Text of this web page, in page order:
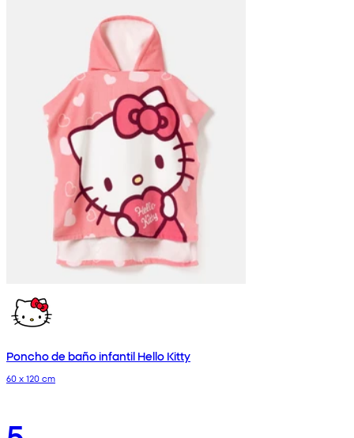
Poncho de baño infantil Hello Kitty
60 x 120 cm